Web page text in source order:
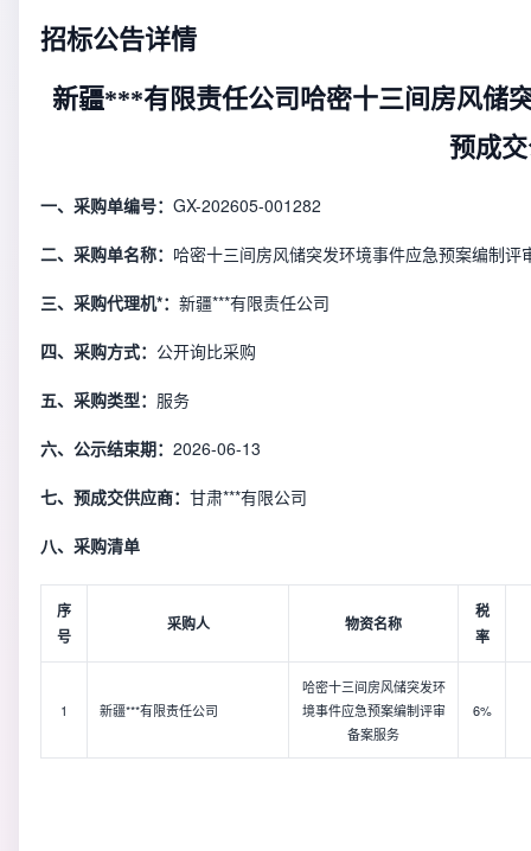
招标公告详情
新疆***有限责任公司哈密十三间房风储
预成
一、采购单编号： GX-202605-001282
二、采购单名称： 哈密十三间房风储突发环境事件应急预案编制评
三、采购代理机*： 新疆***有限责任公司
四、采购方式： 公开询比采购
五、采购类型： 服务
六、公示结束期： 2026-06-13
七、预成交供应商： 甘肃***有限公司
八、采购清单
序
号
采购人 物资名称
税
率
1 新疆***有限责任公司
哈密十三间房风储突发环
境事件应急预案编制评审
备案服务
6%